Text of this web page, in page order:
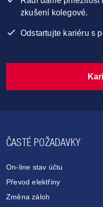
zkušení kolegové.
Odstartujte kariéru s
ČASTÉ POŽADAVKY
On-line stav účtu
Převod elektřiny
Změna záloh